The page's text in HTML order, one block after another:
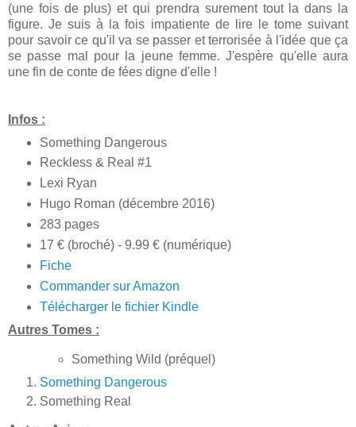
(une fois de plus) et qui prendra surement tout la dans la
figure. Je suis à la fois impatiente de lire le tome suivant
pour savoir ce qu'il va se passer et terrorisée à l'idée que ça
se passe mal pour la jeune femme. J'espère qu'elle aura
une fin de conte de fées digne d'elle !
Infos :
Something Dangerous
Reckless & Real #1
Lexi Ryan
Hugo Roman (décembre 2016)
283 pages
17 € (broché) - 9.99 € (numérique)
Fiche
Commander sur Amazon
Télécharger le fichier Kindle
Autres Tomes :
Something Wild (préquel)
Something Dangerous
Something Real